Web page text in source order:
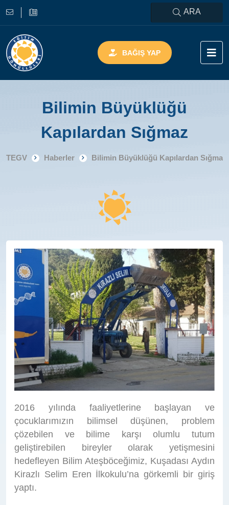
ARA
BAĞIŞ YAP
Bilimin Büyüklüğü
Kapılardan Sığmaz
TEGV Haberler Bilimin Büyüklüğü Kapılardan Sığmaz
2016 yılında faaliyetlerine başlayan ve
çocuklarımızın bilimsel düşünen, problem
çözebilen ve bilime karşı olumlu tutum
geliştirebilen bireyler olarak yetişmesini
hedefleyen Bilim Ateşböceğimiz, Kuşadası Aydın
Kirazlı Selim Eren İlkokulu’na görkemli bir giriş
yaptı.